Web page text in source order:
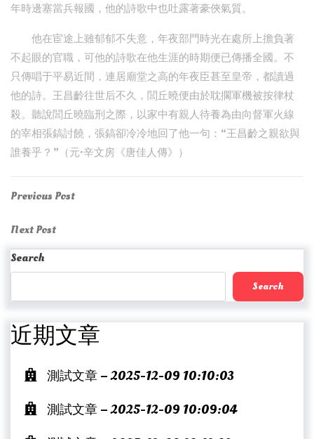
年時邊塞當兵報國，他的詩歌中也吐露著豪俠氣質。
他在宦途上雖郁郁不失意，年夜部門時光在處所上擔負著
不起眼的官職，可他的詩歌在他生涯的時期便已傳播全國。不
只傳唱于平易近間，連居廟堂之高的年夜臣甚至皇帝，都讀過
他的詩。王昌齡往世后不久，閭丘曉便由於耽擱軍機被按律杖
殺。聽說閭丘曉臨刑之際，以家中有親人待養為由向督軍火線
的宰相張鎬討饒，張鎬卻冷冷地回了他一句：“王昌齡之親欲與
誰養乎？”（元·辛文房《唐佳人傳》）
Post
navigation
Previous
Previous Post
Next
Post
Next Post
Search
Search
近期文章
測試文章 – 2025-12-09 10:10:03
測試文章 – 2025-12-09 10:09:04